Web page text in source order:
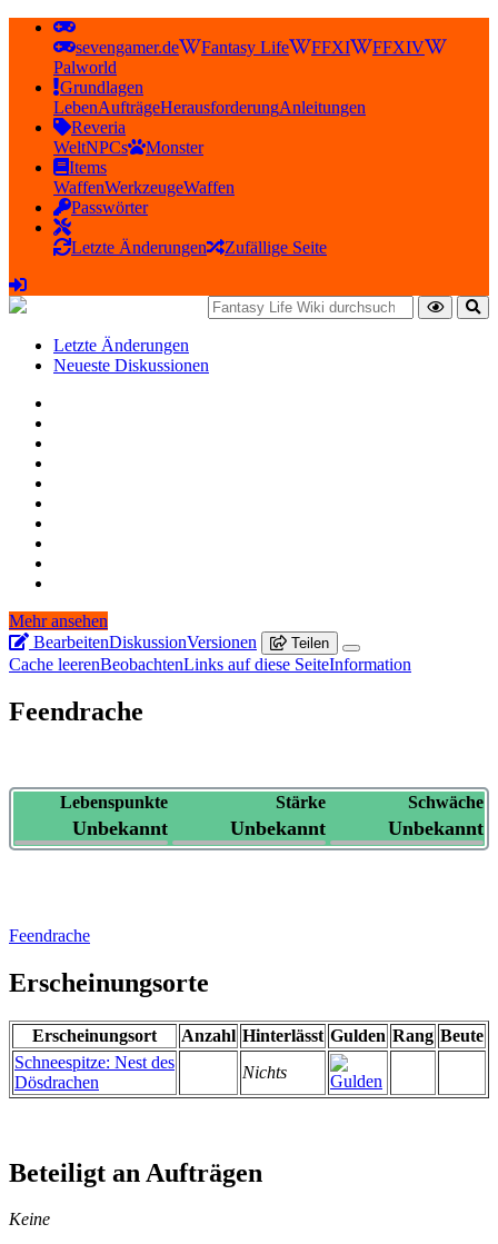
sevengamer.de Fantasy Life FFXI
FFXIV
Palworld
Grundlagen
LebenAufträgeHerausforderungAnleitungen
Reveria
WeltNPCs
Monster
Items
WaffenWerkzeugeWaffen
Passwörter
Letzte Änderungen Zufällige Seite
Letzte Änderungen
Neueste Diskussionen
Mehr ansehen
BearbeitenDiskussionVersionen Teilen
Cache leerenBeobachtenLinks auf diese SeiteInformation
Feendrache
Lebenspunkte Stärke Schwäche
Unbekannt Unbekannt Unbekannt
Feendrache
Erscheinungsorte
Erscheinungsort Anzahl Hinterlässt Gulden Rang Beute
Schneespitze: Nest des
Dösdrachen
Nichts
Beteiligt an Aufträgen
Keine